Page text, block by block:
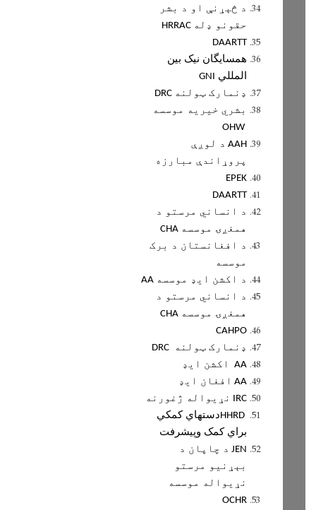
د څېړنې او د بشر
حقونو ډله HRRAC
DAARTT
همسايگان نيک بين
المللي GNI
ډنمارک ټولنه DRC
بشري خيريه موسسه
OHW
AAH د لوږې
پروړاندې مبارزه
EPEK
DAARTT
د انساني مرستو د
همغږۍ موسسه CHA
د افغانستان د برک
موسسه
د اکشن ايډ موسسه AA
د انساني مرستو د
همغږۍ موسسه CHA
CAHPO
ډنمارک ټولنه
DRC
AA
اکشن ايډ
AA افغان ايډ
IRC نړيواله ژغورنه
HHRDدستهاي کمکي
براي کمک وپيشرفت
JEN د چاپان د
بېړنيو مرستو
نړيواله موسسه
OCHR